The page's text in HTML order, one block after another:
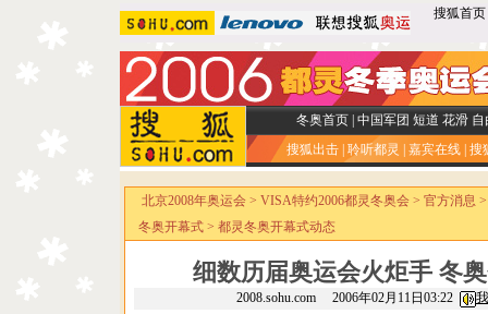
搜狐首页
冬奥首页| 中国军团 短道 花滑 自
搜狐出击 聆听都灵 嘉宾在线 搜
北京2008年奥运会 > VISA特约2006都灵冬奥会 > 官方消息
冬奥开幕式 > 都灵冬奥开幕式动态
细数历届奥运会火炬手 冬
2008.sohu.com 2006年02月11日03:22